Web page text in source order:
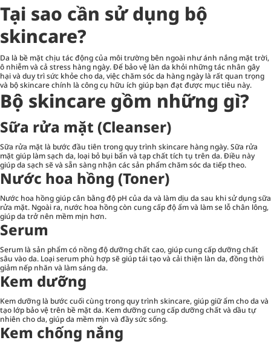
Tại sao cần sử dụng bộ
skincare?
Da là bề mặt chịu tác động của môi trường bên ngoài như ánh nắng mặt trời,
ô nhiễm và cả stress hàng ngày. Để bảo vệ làn da khỏi những tác nhân gây
hại và duy trì sức khỏe cho da, việc chăm sóc da hàng ngày là rất quan trọng
và bộ skincare chính là công cụ hữu ích giúp bạn đạt được mục tiêu này.
Bộ skincare gồm những gì?
Sữa rửa mặt (Cleanser)
Sữa rửa mặt là bước đầu tiên trong quy trình skincare hàng ngày. Sữa rửa
mặt giúp làm sạch da, loại bỏ bụi bẩn và tạp chất tích tụ trên da. Điều này
giúp da sạch sẽ và sẵn sàng nhận các sản phẩm chăm sóc da tiếp theo.
Nước hoa hồng (Toner)
Nước hoa hồnggiúp cân bằng độ pH của da và làm dịu da sau khi sử dụng sữa
rửa mặt. Ngoài ra, nước hoa hồng còn cung cấp độ ẩm và làm se lỗ chân lông,
giúp da trở nên mềm mịn hơn.
Serum
Serum là sản phẩm có nồng độ dưỡng chất cao, giúp cung cấp dưỡng chất
sâu vào da. Loại serum phù hợp sẽ giúp tái tạo và cải thiện làn da, đồng thời
giảm nếp nhăn và làm sáng da.
Kem dưỡng
Kem dưỡng là bước cuối cùng trong quy trình skincare, giúp giữ ẩm cho da và
tạo lớp bảo vệ trên bề mặt da. Kem dưỡng cung cấp dưỡng chất và dầu tự
nhiên cho da, giúp da mềm mịn và đầy sức sống.
Kem chống nắng